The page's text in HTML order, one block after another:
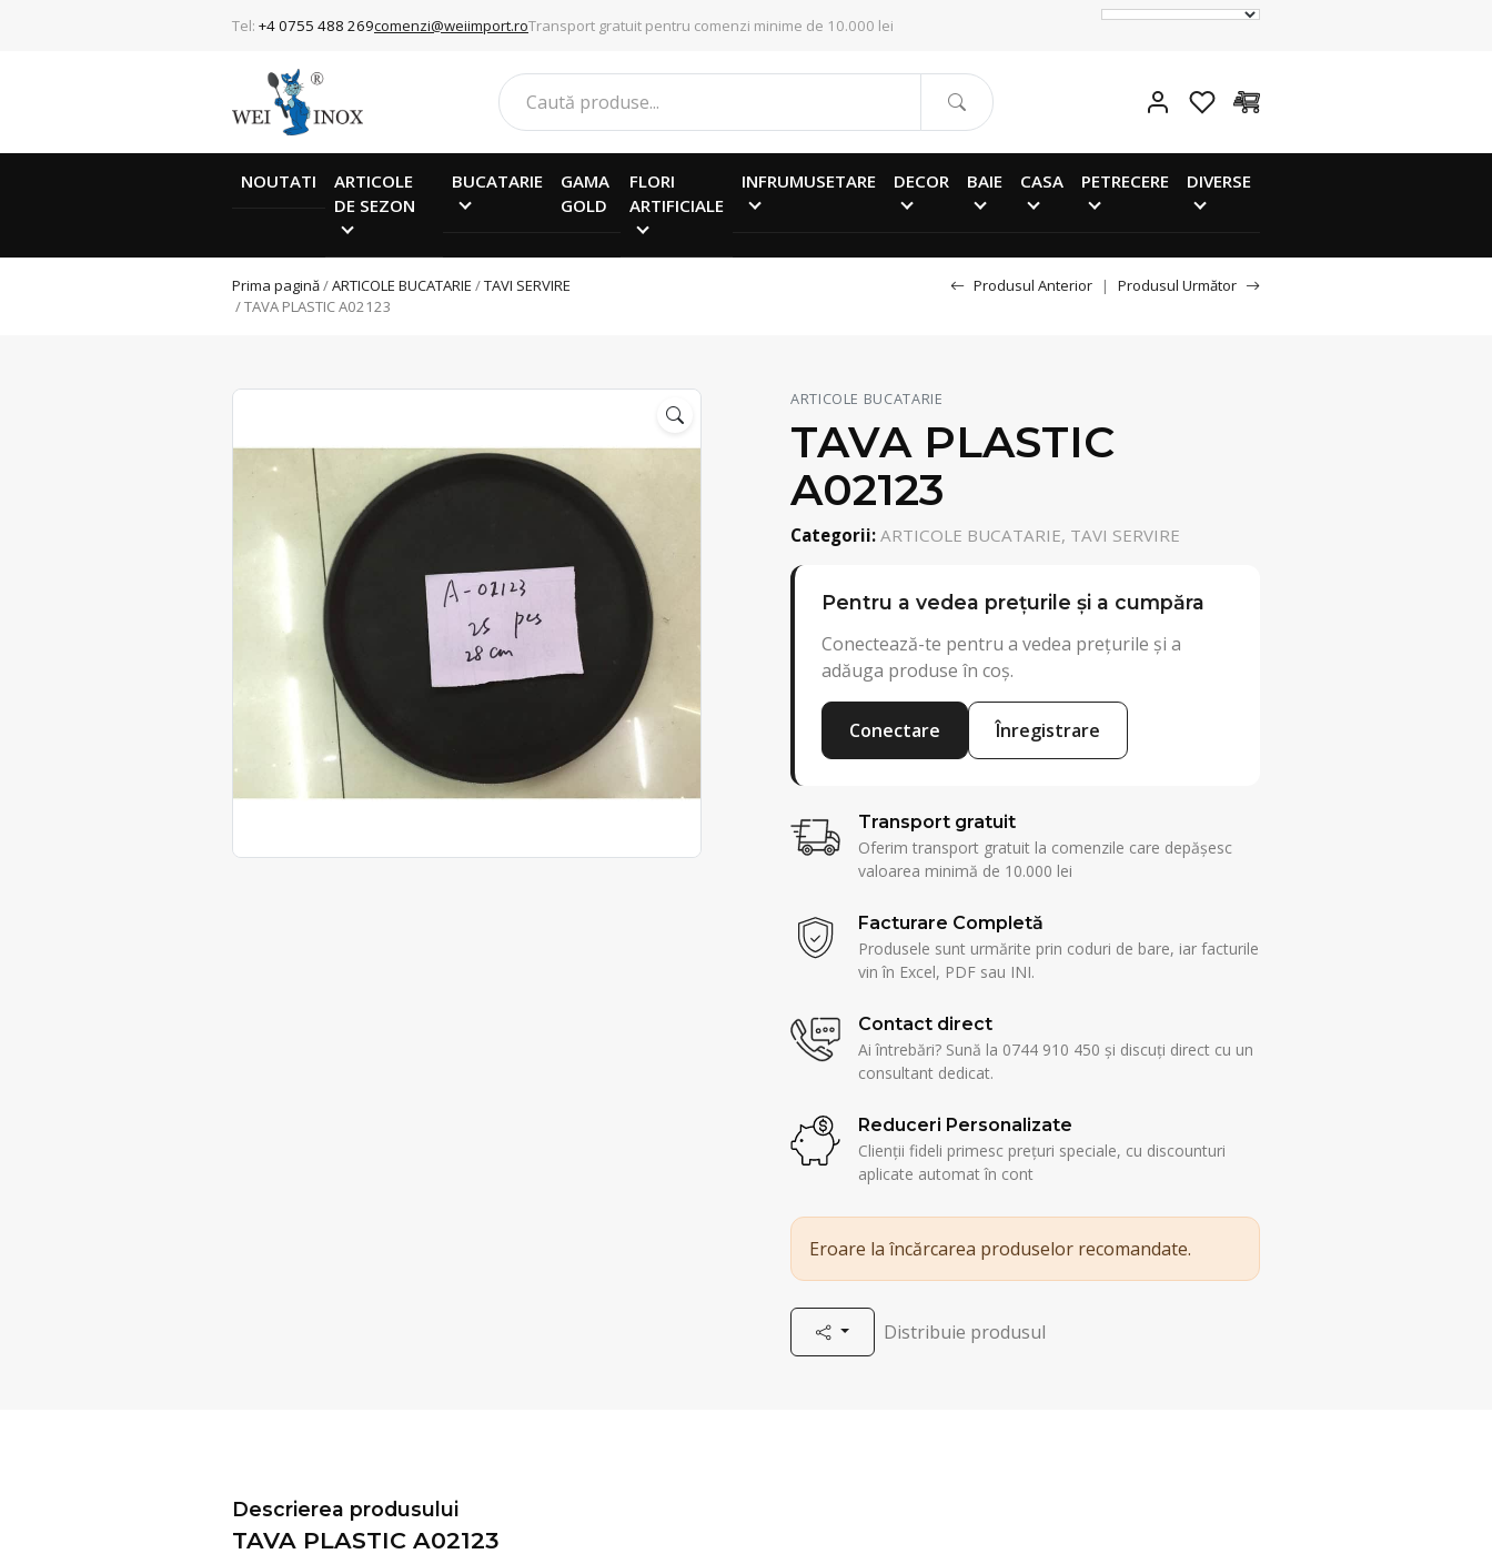
Tel: +4 0755 488 269comenzi@weiimport.roTransport gratuit pentru comenzi minime de 10.000 lei
NOUTATI
ARTICOLE
DE SEZON
BUCATARIE
GAMA
GOLD
FLORI
ARTIFICIALE
INFRUMUSETARE DECOR BAIE CASA PETRECERE DIVERSE
Prima pagină/ARTICOLE BUCATARIE /TAVI SERVIRE
/ TAVA PLASTIC A02123
Produsul Anterior | Produsul Următor
ARTICOLE BUCATARIE
TAVA PLASTIC
A02123
Categorii: ARTICOLE BUCATARIE, TAVI SERVIRE
Pentru a vedea prețurile și a cumpăra
Conectează-te pentru a vedea prețurile și a
adăuga produse în coș.
Conectare Înregistrare
Transport gratuit
Oferim transport gratuit la comenzile care depășesc
valoarea minimă de 10.000 lei
Facturare Completă
Produsele sunt urmărite prin coduri de bare, iar facturile
vin în Excel, PDF sau INI.
Contact direct
Ai întrebări? Sună la 0744 910 450 și discuți direct cu un
consultant dedicat.
Reduceri Personalizate
Clienții fideli primesc prețuri speciale, cu discounturi
aplicate automat în cont
Eroare la încărcarea produselor recomandate.
Distribuie produsul
Descrierea produsului
TAVA PLASTIC A02123